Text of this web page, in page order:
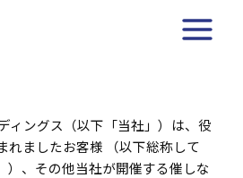
ィングス（以下「当社」）は、役
れましたお客様 （以下総称して
）、その他当社が開催する催しな